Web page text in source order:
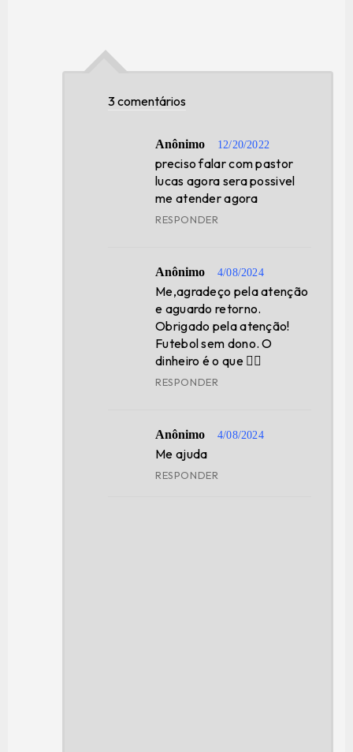
3 comentários
Anônimo 12/20/2022
preciso falar com pastor
lucas agora sera possivel
me atender agora
RESPONDER
Anônimo 4/08/2024
Me,agradeço pela atenção
e aguardo retorno.
Obrigado pela atenção!
Futebol sem dono. O
dinheiro é o que 🤷‍♀️
RESPONDER
Anônimo 4/08/2024
Me ajuda
RESPONDER